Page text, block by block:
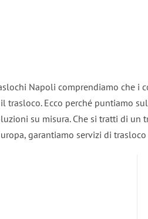
Napoli comprendiamo che i
trasloco. Ecco perché puntiamo
su misura. Che si tratti di un
garantiamo servizi di